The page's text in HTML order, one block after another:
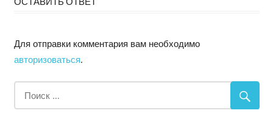
Для отправки комментария вам необходимо
авторизоваться.